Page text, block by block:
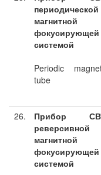
периодической
магнитной
фокусирующей
системой
Periodic
tube
26.
Прибор
реверсивной
магнитной
фокусирующей
системой